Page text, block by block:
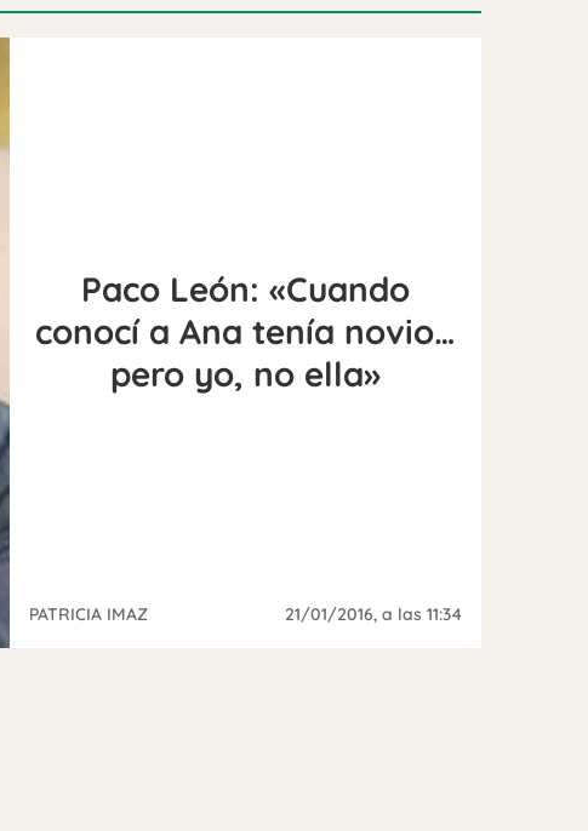
Paco León: «Cuando
conocí a Ana tenía novio…
pero yo, no ella»
PATRICIA IMAZ 21/01/2016, a las 11:34